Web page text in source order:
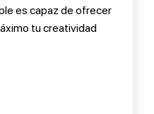
es capaz de ofrecer
tu creatividad